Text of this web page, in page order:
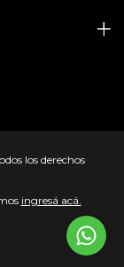
los derechos
ingresá acá.